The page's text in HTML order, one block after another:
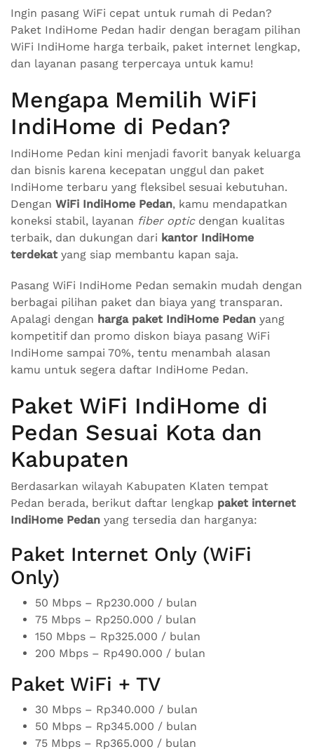
Ingin pasang WiFi cepat untuk rumah di Pedan?
Paket IndiHome Pedan hadir dengan beragam pilihan
WiFi IndiHome harga terbaik, paket internet lengkap,
dan layanan pasang terpercaya untuk kamu!
Mengapa Memilih WiFi
IndiHome di Pedan?
IndiHome Pedan kini menjadi favorit banyak keluarga
dan bisnis karena kecepatan unggul dan paket
IndiHome terbaru yang fleksibel sesuai kebutuhan.
Dengan WiFi IndiHome Pedan, kamu mendapatkan
koneksi stabil, layanan fiber opticdengan kualitas
terbaik, dan dukungan dari kantor IndiHome
terdekat yang siap membantu kapan saja.
Pasang WiFi IndiHome Pedan semakin mudah dengan
berbagai pilihan paket dan biaya yang transparan.
Apalagi dengan harga paket IndiHome Pedan yang
kompetitif dan promo diskon biaya pasang WiFi
IndiHome sampai 70%, tentu menambah alasan
kamu untuk segera daftar IndiHome Pedan.
Paket WiFi IndiHome di
Pedan Sesuai Kota dan
Kabupaten
Berdasarkan wilayah Kabupaten Klaten tempat
Pedan berada, berikut daftar lengkap paket internet
IndiHome Pedan yang tersedia dan harganya:
Paket Internet Only (WiFi
Only)
50 Mbps – Rp230.000 / bulan
75 Mbps – Rp250.000 / bulan
150 Mbps – Rp325.000 / bulan
200 Mbps – Rp490.000 / bulan
Paket WiFi + TV
30 Mbps – Rp340.000 / bulan
50 Mbps – Rp345.000 / bulan
75 Mbps – Rp365.000 / bulan